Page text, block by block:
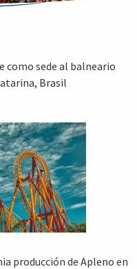
como sede al balneario
Brasil
producción de Apleno en